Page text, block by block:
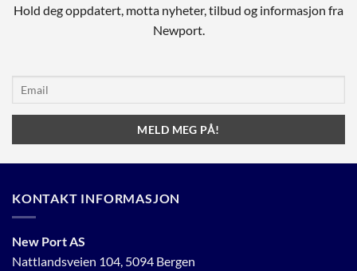
Hold deg oppdatert, motta nyheter, tilbud og informasjon fra
Newport.
KONTAKT INFORMASJON
New Port AS
Nattlandsveien 104, 5094 Bergen